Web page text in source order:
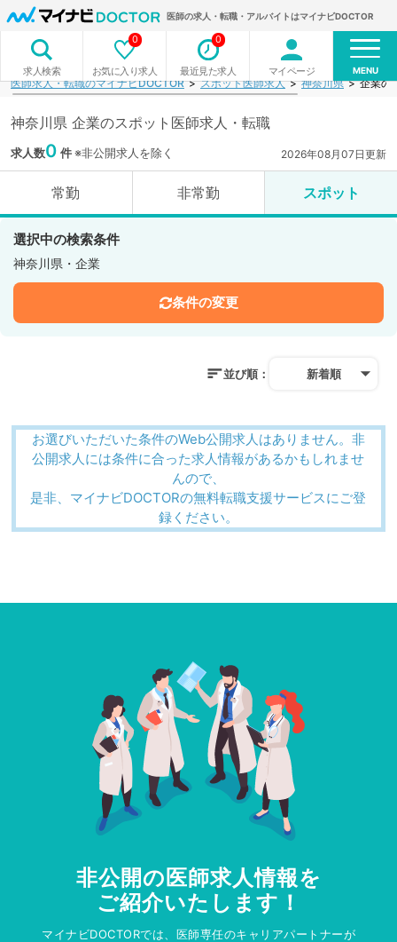
医師の求人・転職・アルバイトはマイナビDOCTOR
求人検索 お気に入り求人
0
最近見た求人
0
マイページ MENU
医師求人・転職のマイナビDOCTOR スポット医師求人 神奈川県 企業の
神奈川県 企業のスポット医師求人・転職
求人数0 件※非公開求人を除く 2026年08月07日更新
常勤 非常勤 スポット
選択中の検索条件
神奈川県・企業
条件の変更
並び順： 新着順
お選びいただいた条件のWeb公開求人はありません。非
公開求人には条件に合った求人情報があるかもしれませ
んので、
是非、マイナビDOCTORの無料転職支援サービスにご登
録ください。
非公開の医師求人情報を
ご紹介いたします！
マイナビDOCTORでは、医師専任のキャリアパートナーが